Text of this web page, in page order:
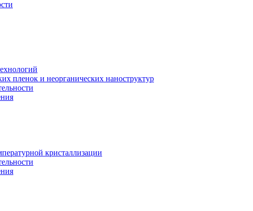
пленок и неорганических наноструктур
кристаллизации